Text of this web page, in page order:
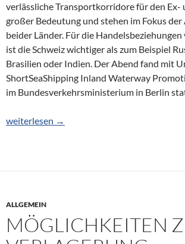
verlässliche Transportkorridore für den Ex-
großer Bedeutung und stehen im Fokus
beider Länder. Für die
ist die Schweiz wichtiger als zum Beispiel
Brasilien oder Indien. Der Abend fand mit
ShortSeaShipping Inland Waterway
im Bundesverkehrsministerium in Berlin
Auf leistungsfähige Wege angewiesen
weiterlesen →
ALLGEMEIN
MÖGLICHKEITEN